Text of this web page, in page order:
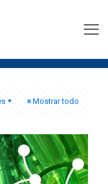
de
Mostrar todo